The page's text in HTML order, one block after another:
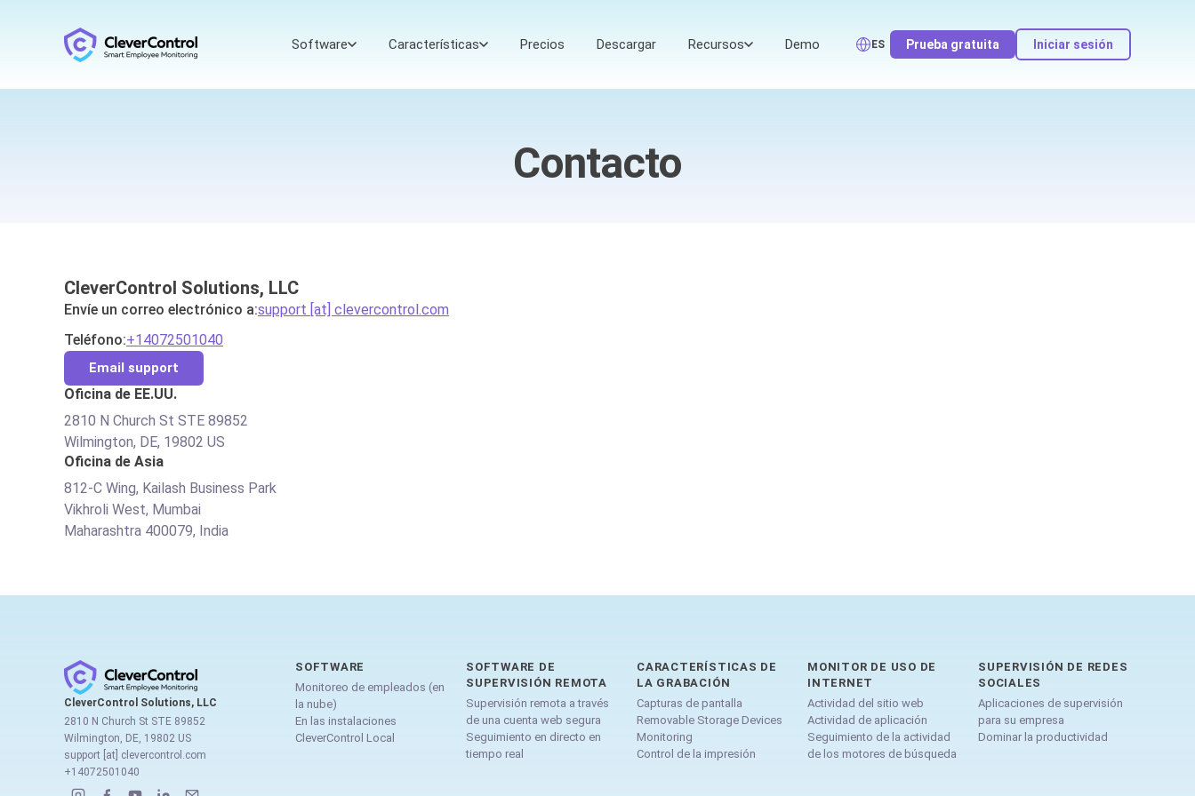
Software Características Precios Descargar Recursos Demo ES Prueba gratuita Iniciar sesión
Contacto
CleverControl Solutions, LLC
Envíe un correo electrónico a:support [at] clevercontrol.com
Teléfono:+14072501040
Email support
Oficina de EE.UU.
2810 N Church St STE 89852
Wilmington, DE, 19802 US
Oficina de Asia
812-C Wing, Kailash Business Park
Vikhroli West, Mumbai
Maharashtra 400079, India
CleverControl Solutions, LLC
2810 N Church St STE 89852
Wilmington, DE, 19802 US
support [at] clevercontrol.com
+14072501040
SOFTWARE
Monitoreo de empleados (en
la nube)
En las instalaciones
CleverControl Local
SOFTWARE DE
SUPERVISIÓN REMOTA
Supervisión remota a través
de una cuenta web segura
Seguimiento en directo en
tiempo real
CARACTERÍSTICAS DE
LA GRABACIÓN
Capturas de pantalla
Removable Storage Devices
Monitoring
Control de la impresión
MONITOR DE USO DE
INTERNET
Actividad del sitio web
Actividad de aplicación
Seguimiento de la actividad
de los motores de búsqueda
SUPERVISIÓN DE REDES
SOCIALES
Aplicaciones de supervisión
para su empresa
Dominar la productividad